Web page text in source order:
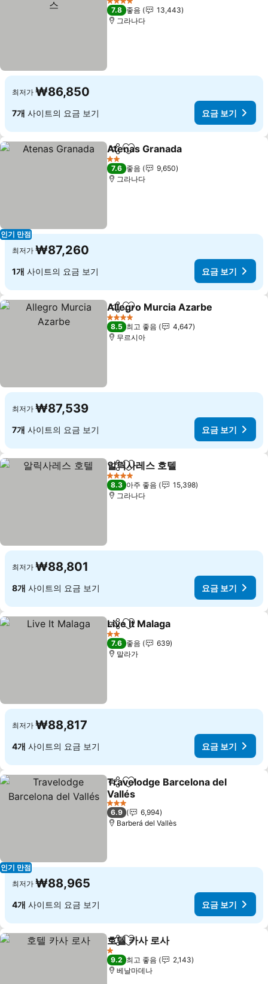
4 성급
7.8 좋음
13,443
그라나다
최저가 ₩86,850
7개 사이트의 요금 보기 요금 보기
인기 만점
공유 즐겨찾기에 추가
Atenas Granada
2 성급
7.6 좋음
9,650
그라나다
최저가 ₩87,260
1개 사이트의 요금 보기 요금 보기
공유 즐겨찾기에 추가
Allegro Murcia Azarbe
4 성급
8.5 최고 좋음
4,647
무르시아
최저가 ₩87,539
7개 사이트의 요금 보기 요금 보기
공유 즐겨찾기에 추가
알릭사레스 호텔
4 성급
8.3 아주 좋음
15,398
그라나다
최저가 ₩88,801
8개 사이트의 요금 보기 요금 보기
공유 즐겨찾기에 추가
Live It Malaga
2 성급
7.6 좋음
639
말라가
최저가 ₩88,817
4개 사이트의 요금 보기 요금 보기
인기 만점
공유 즐겨찾기에 추가
Travelodge Barcelona del
Vallés
요금 보기
3 성급
6.9
6,994
Barberá del Vallès
최저가 ₩88,965
4개 사이트의 요금 보기 요금 보기
공유 즐겨찾기에 추가
호텔 카사 로사
1 성급
9.2 최고 좋음
2,143
베날마데나